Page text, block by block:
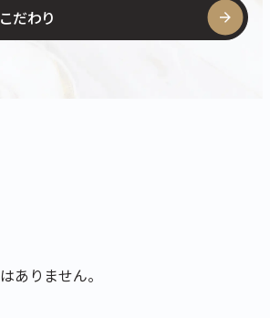
だわり
ありません。